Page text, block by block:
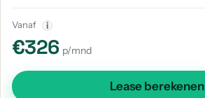
Vanaf i
€326 p/mnd
Lease berekenen